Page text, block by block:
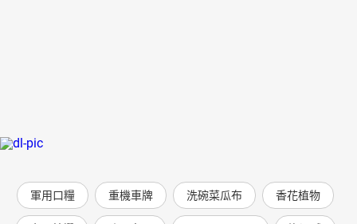
軍用口糧 重機車牌 洗碗菜瓜布 香花植物